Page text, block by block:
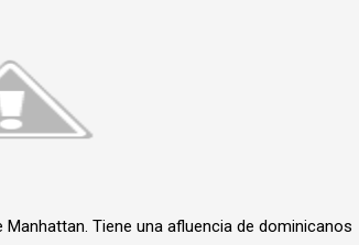
Tiene una afluencia de dominicanos